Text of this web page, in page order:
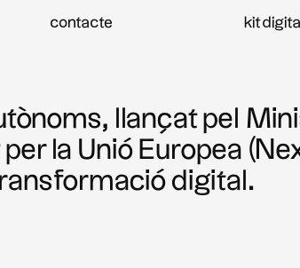
contacte kit digital
llançat pel
la Unió Europea
digital.